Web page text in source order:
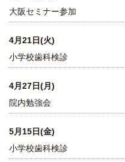
大阪セミナー参加
4月21日(火)
小学校歯科検診
4月27日(月)
院内勉強会
5月15日(金)
小学校歯科検診